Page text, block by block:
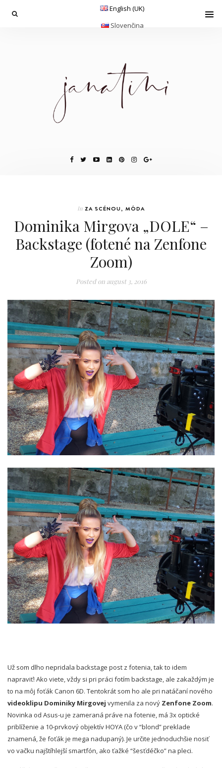
English (UK)
Slovenčina
In ZA SCÉNOU, MÓDA
Dominika Mirgova „DOLE“ –
Backstage (fotené na Zenfone
Zoom)
Posted onaugust 3, 2016
Už som dlho nepridala backstage post z fotenia, tak to idem
napraviť! Ako viete, vždy si pri práci fotím backstage, ale zakaždým je
to na môj foťák Canon 6D. Tentokrát som ho ale pri natáčaní nového
videoklipu Dominiky Mirgovej vymenila za nový Zenfone Zoom.
Novinka od Asus-u je zameraná práve na fotenie, má 3x optické
priblíženie a 10-prvkový objektív HOYA (čo v “blond” preklade
znamená, že foťák je mega nadupaný). Je určite jednoduchšie nosiť
vo vačku najštíhlejší smartfón, ako ťažké “šesťdéčko” na pleci.